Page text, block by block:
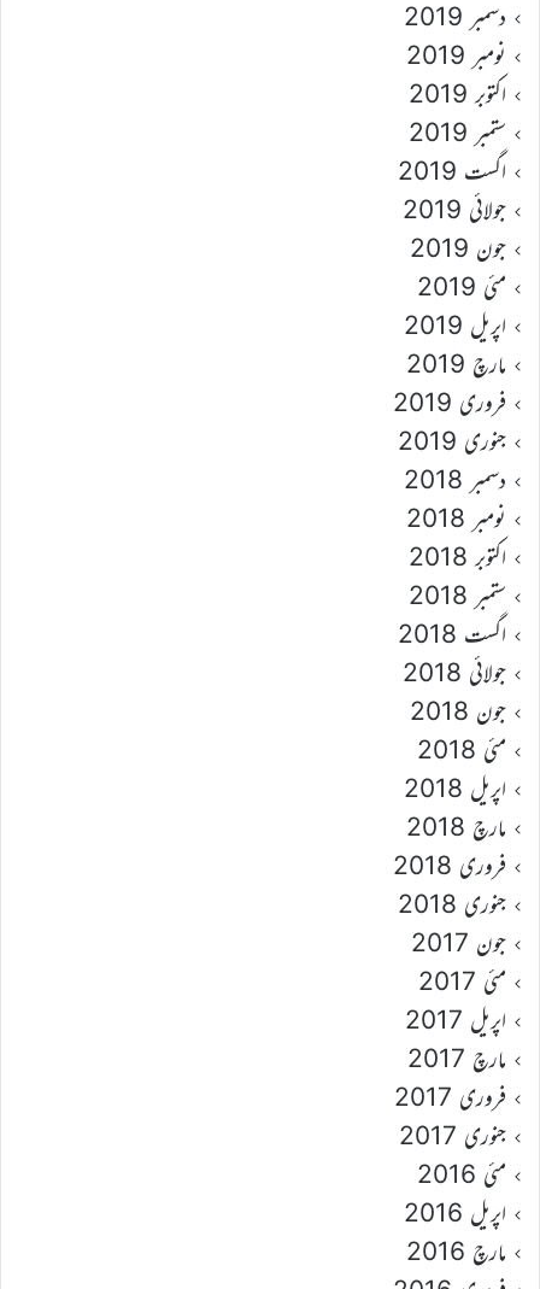
دسمبر 2019
نومبر 2019
اکتوبر 2019
ستمبر 2019
اگست 2019
جولائی 2019
جون 2019
مئی 2019
اپریل 2019
مارچ 2019
فروری 2019
جنوری 2019
دسمبر 2018
نومبر 2018
اکتوبر 2018
ستمبر 2018
اگست 2018
جولائی 2018
جون 2018
مئی 2018
اپریل 2018
مارچ 2018
فروری 2018
جنوری 2018
جون 2017
مئی 2017
اپریل 2017
مارچ 2017
فروری 2017
جنوری 2017
مئی 2016
اپریل 2016
مارچ 2016